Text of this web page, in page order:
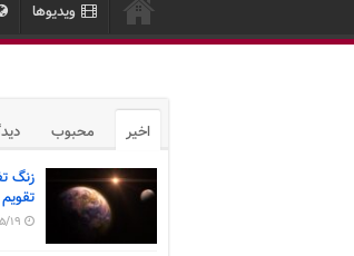
ویدیوها
اخیر محبوب
زنگ
تقویم
19